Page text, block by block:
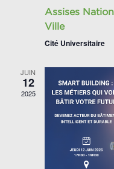
Assises
Ville
Cité Universitaire
JUIN
12
2025